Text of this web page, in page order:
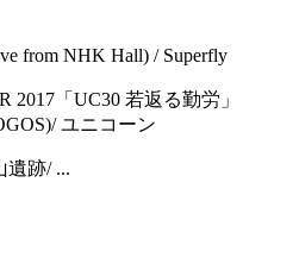
from NHK Hall) / Superfly
2017「UC30 若返る勤労」
ユニコーン
遺跡/ ...